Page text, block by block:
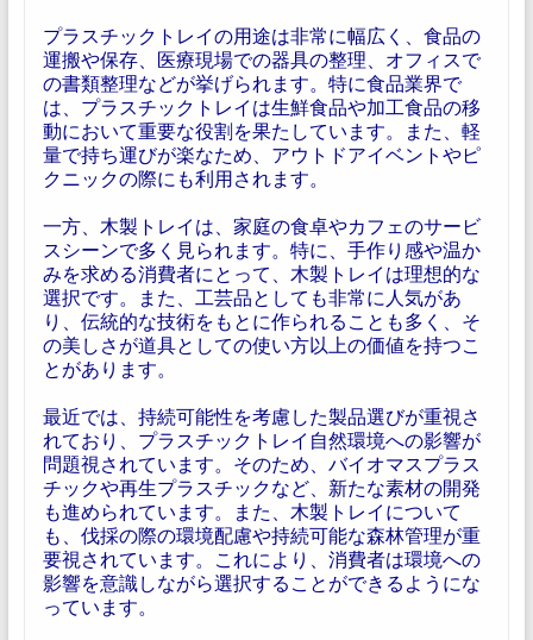
プラスチックトレイの用途は非常に幅広く、食品の
運搬や保存、医療現場での器具の整理、オフィスで
の書類整理などが挙げられます。特に食品業界で
は、プラスチックトレイは生鮮食品や加工食品の移
動において重要な役割を果たしています。また、軽
量で持ち運びが楽なため、アウトドアイベントやピ
クニックの際にも利用されます。
一方、木製トレイは、家庭の食卓やカフェのサービ
スシーンで多く見られます。特に、手作り感や温か
みを求める消費者にとって、木製トレイは理想的な
選択です。また、工芸品としても非常に人気があ
り、伝統的な技術をもとに作られることも多く、そ
の美しさが道具としての使い方以上の価値を持つこ
とがあります。
最近では、持続可能性を考慮した製品選びが重視さ
れており、プラスチックトレイ自然環境への影響が
問題視されています。そのため、バイオマスプラス
チックや再生プラスチックなど、新たな素材の開発
も進められています。また、木製トレイについて
も、伐採の際の環境配慮や持続可能な森林管理が重
要視されています。これにより、消費者は環境への
影響を意識しながら選択することができるようにな
っています。